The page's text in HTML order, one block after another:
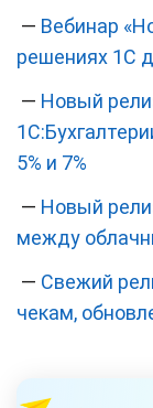
— Вебинар
решениях 1С
— Новый
5% и 7%
— Новый
между
— Свежий
чекам,